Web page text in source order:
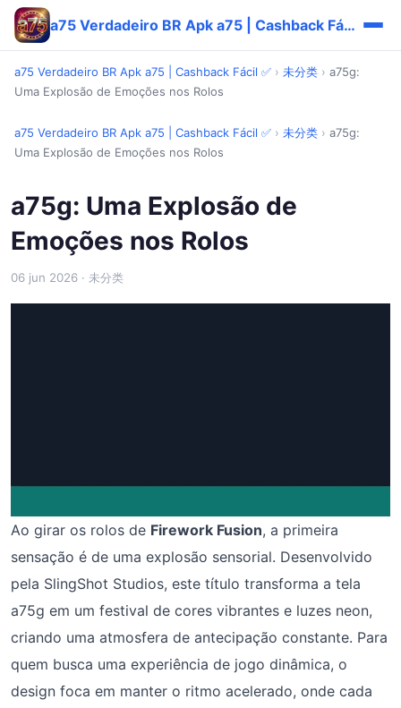
a75 Verdadeiro BR Apk a75 | Cashback Fácil ✅
a75 Verdadeiro BR Apk a75 | Cashback Fácil ✅ › 未分类 › a75g:
Uma Explosão de Emoções nos Rolos
a75 Verdadeiro BR Apk a75 | Cashback Fácil ✅ › 未分类 › a75g:
Uma Explosão de Emoções nos Rolos
a75g: Uma Explosão de
Emoções nos Rolos
06 jun 2026 · 未分类
Ao girar os rolos de Firework Fusion, a primeira
sensação é de uma explosão sensorial. Desenvolvido
pela SlingShot Studios, este título transforma a tela
a75g em um festival de cores vibrantes e luzes neon,
criando uma atmosfera de antecipação constante. Para
quem busca uma experiência de jogo dinâmica, o
design foca em manter o ritmo acelerado, onde cada